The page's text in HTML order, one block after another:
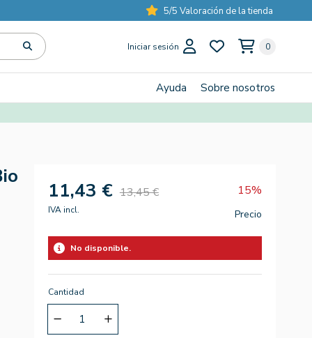
5/5 Valoración de la tienda
Iniciar sesión 0
Ayuda Sobre nosotros
11,43 € 13,45 € 15%
IVA incl. Precio
No disponible.
Cantidad